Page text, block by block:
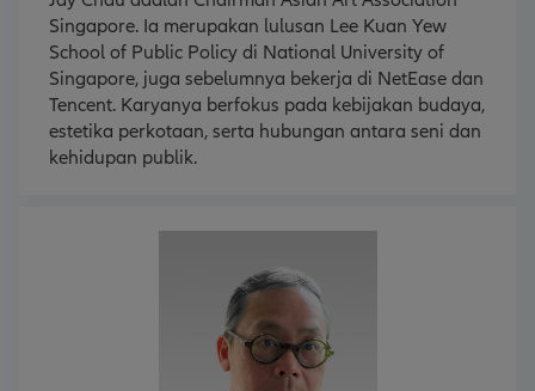
Singapore. Ia merupakan lulusan Lee Kuan Yew
School of Public Policy di National University of
Singapore, juga sebelumnya bekerja di NetEase dan
Tencent. Karyanya berfokus pada kebijakan budaya,
estetika perkotaan, serta hubungan antara seni dan
kehidupan publik.